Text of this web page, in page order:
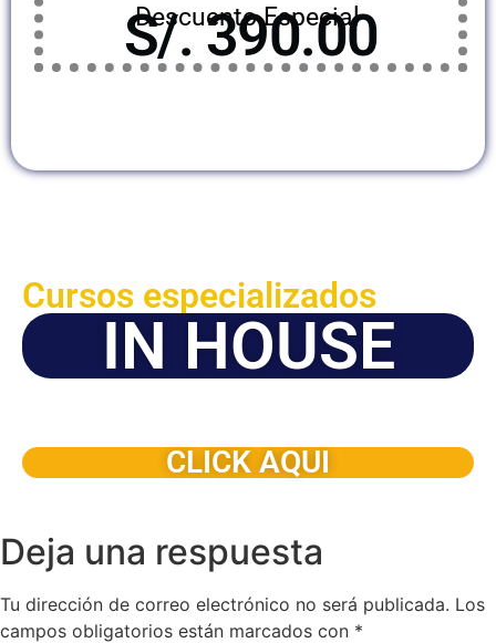
Descuento Especial
S/. 390.00
Cursos especializados
IN HOUSE
CLICK AQUI
Deja una respuesta
Tu dirección de correo electrónico no será publicada. Los
campos obligatorios están marcados con *